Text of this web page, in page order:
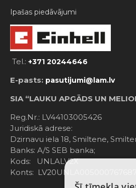
Ipašas piedāvājumi
Tel.: +371 20244646
E-pasts: pasutijumi@lam.lv
SIA “LAUKU APGĀDS UN
Reg.Nr.: LV44103005426
Juridiskā adrese:
Dzirnavu iela 18, Smiltene,
Banks: A/S SEB banka;
Kods: UNLALV2X
Konts: